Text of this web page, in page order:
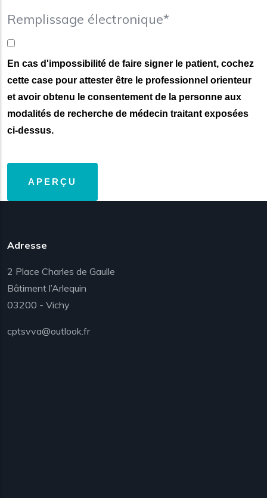
Remplissage électronique*
En cas d'impossibilité de faire signer le patient, cochez
cette case pour attester être le professionnel orienteur
et avoir obtenu le consentement de la personne aux
modalités de recherche de médecin traitant exposées
ci-dessus.
Adresse
2 Place Charles de Gaulle
Bâtiment l’Arlequin
03200 - Vichy
cptsvva@outlook.fr